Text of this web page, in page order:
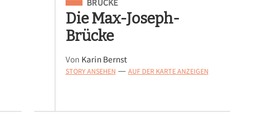
BRÜCKE
Die Max-Joseph-
Brücke
Von Karin Bernst
STORY ANSEHEN — AUF DER KARTE ANZEIGEN